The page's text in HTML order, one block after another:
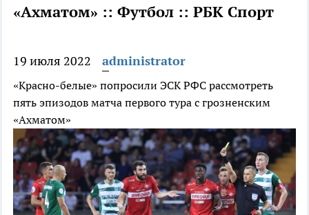
«Ахматом» :: Футбол :: РБК Спорт
19 июля 2022 administrator
«Красно-белые» попросили ЭСК РФС рассмотреть
пять эпизодов матча первого тура c грозненским
«Ахматом»